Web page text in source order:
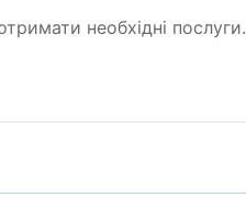
необхідні послуги.